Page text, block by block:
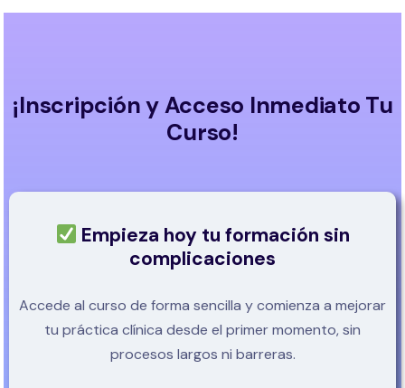
¡Inscripción y Acceso Inmediato Tu
Curso!
Empieza hoy tu formación sin
complicaciones
Accede al curso de forma sencilla y comienza a mejorar
tu práctica clínica desde el primer momento, sin
procesos largos ni barreras.